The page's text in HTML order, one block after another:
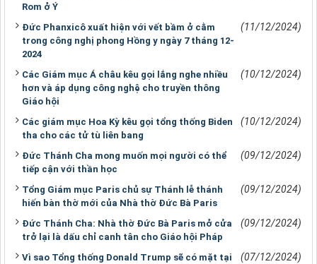
Rom ở Ý
Đức Phanxicô xuất hiện với vết bầm ở cằm
trong công nghị phong Hồng y ngày 7 tháng 12-
2024
(11/12/2024)
Các Giám mục Á châu kêu gọi lắng nghe nhiều
hơn và áp dụng công nghệ cho truyền thông
Giáo hội
(10/12/2024)
Các giám mục Hoa Kỳ kêu gọi tổng thống Biden
tha cho các tử tù liên bang
(10/12/2024)
Đức Thánh Cha mong muốn mọi người có thể
tiếp cận với thần học
(09/12/2024)
Tổng Giám mục Paris chủ sự Thánh lễ thánh
hiến bàn thờ mới của Nhà thờ Đức Bà Paris
(09/12/2024)
Đức Thánh Cha: Nhà thờ Đức Bà Paris mở cửa
trở lại là dấu chỉ canh tân cho Giáo hội Pháp
(09/12/2024)
Vì sao Tổng thống Donald Trump sẽ có mặt tại
(07/12/2024)